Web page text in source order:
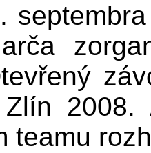
2008.
teamu